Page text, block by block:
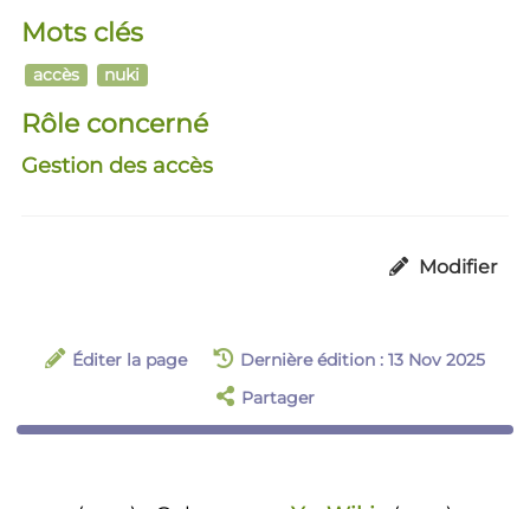
Mots clés
accès nuki
Rôle concerné
Gestion des accès
Modifier
Éditer la page
Dernière édition : 13 Nov 2025
Partager